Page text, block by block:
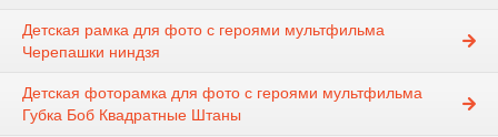
Детская рамка для фото с героями мультфильма
Черепашки ниндзя
Детская фоторамка для фото с героями мультфильма
Губка Боб Квадратные Штаны